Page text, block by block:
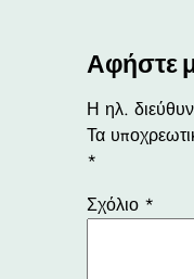
Αφήστε
Η ηλ.
Τα
*
Σχόλιο *